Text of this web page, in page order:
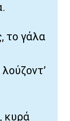
το γάλα
κυρά